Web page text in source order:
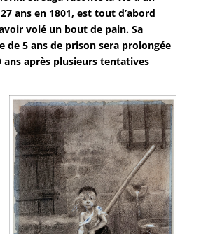
ans en 1801, est tout d’abord
volé un bout de pain. Sa
de 5 ans de prison sera prolongée
ans après plusieurs tentatives